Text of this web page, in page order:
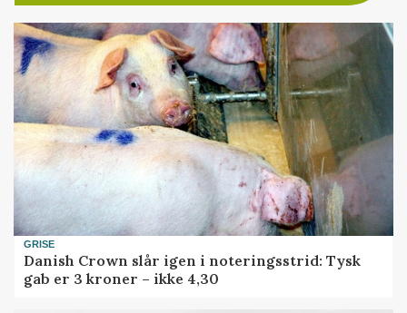
GRISE
Danish Crown slår igen i noteringsstrid: Tysk
gab er 3 kroner – ikke 4,30